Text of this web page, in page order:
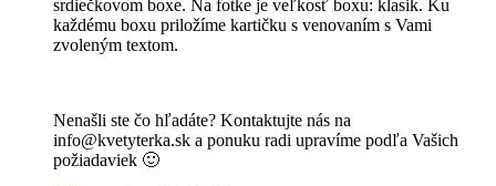
through
84.30 €
srdiečkovom boxe. Na fotke je veľkosť boxu: klasik. Ku
každému boxu priložíme kartičku s venovaním s Vami
zvoleným textom.
Nenašli ste čo hľadáte? Kontaktujte nás na
info@kvetyterka.sk a ponuku radi upravíme podľa Vašich
požiadaviek 🙂